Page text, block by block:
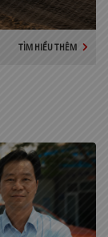
TÌM HIỂU THÊM